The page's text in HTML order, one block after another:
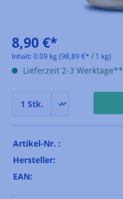
8,90 €*
Inhalt: 0.09 kg (98,89 €* / 1 kg)
Lieferzeit 2-3 Werktage**
Artikel-Nr. :
Hersteller:
EAN: